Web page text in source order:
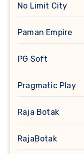
No Limit City
Paman Empire
PG Soft
Pragmatic Play
Raja Botak
RajaBotak